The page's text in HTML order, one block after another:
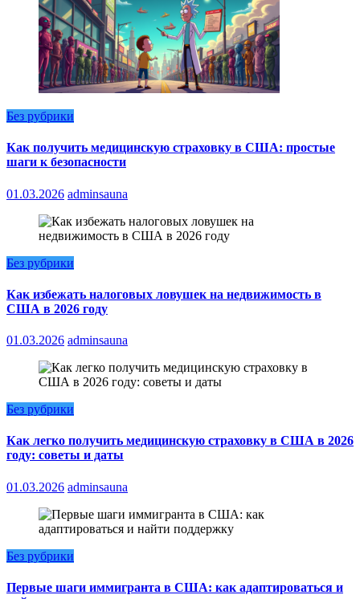
Без рубрики
Как получить медицинскую страховку в США: простые
шаги к безопасности
01.03.2026 adminsauna
Без рубрики
Как избежать налоговых ловушек на недвижимость в
США в 2026 году
01.03.2026 adminsauna
Без рубрики
Как легко получить медицинскую страховку в США в 2026
году: советы и даты
01.03.2026 adminsauna
Без рубрики
Первые шаги иммигранта в США: как адаптироваться и